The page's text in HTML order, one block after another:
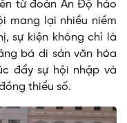
từ đoàn Ấn Độ hào
mang lại nhiều niềm
sự kiện không chỉ là
bá di sản văn hóa
đẩy sự hội nhập và
thiểu số.